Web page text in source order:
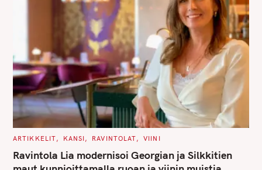
C
T
E
G
ARTIKKELIT KANSI RAVINTOLAT VIINI
Ravintola Lia modernisoi Georgian ja Silkkitien